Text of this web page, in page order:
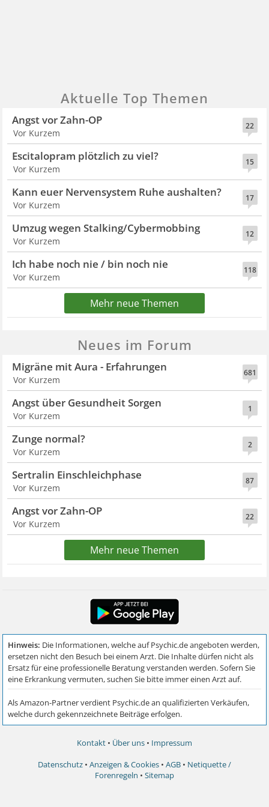
Aktuelle Top Themen
22
Angst vor Zahn-OP
Vor Kurzem
15
Escitalopram plötzlich zu viel?
Vor Kurzem
17
Kann euer Nervensystem Ruhe aushalten?
Vor Kurzem
12
Umzug wegen Stalking/Cybermobbing
Vor Kurzem
118
Ich habe noch nie / bin noch nie
Vor Kurzem
Mehr neue Themen
Neues im Forum
681
Migräne mit Aura - Erfahrungen
Vor Kurzem
1
Angst über Gesundheit Sorgen
Vor Kurzem
2
Zunge normal?
Vor Kurzem
87
Sertralin Einschleichphase
Vor Kurzem
22
Angst vor Zahn-OP
Vor Kurzem
Mehr neue Themen
Kontakt • Über uns • Impressum
Datenschutz • Anzeigen & Cookies • AGB • Netiquette /
Forenregeln • Sitemap